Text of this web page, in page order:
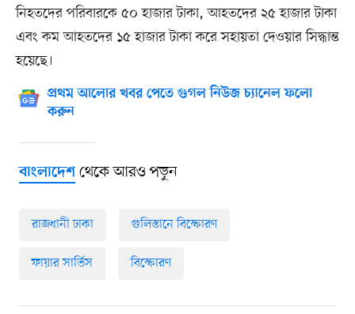
নিহতদের পরিবারকে ৫০ হাজার টাকা, আহতদের ২৫ হাজার টাকা
এবং কম আহতদের ১৫ হাজার টাকা করে সহায়তা দেওয়ার সিদ্ধান্ত
হয়েছে।
প্রথম আলোর খবর পেতে গুগল নিউজ চ্যানেল ফলো
করুন
বাংলাদেশথেকে আরও পড়ুন
রাজধানী ঢাকা গুলিস্তানে বিস্ফোরণ
ফায়ার সার্ভিস বিস্ফোরণ